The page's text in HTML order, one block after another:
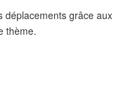
déplacements grâce aux
thème.